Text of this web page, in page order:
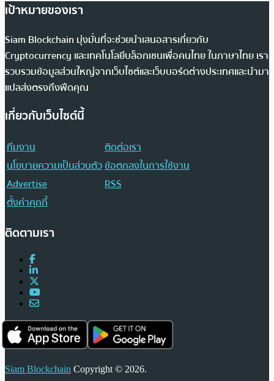
เป้าหมายของเรา
Siam Blockchain มุ่งมั่นที่จะช่วยนำเสนอสารเกี่ยวกับ
Cryptocurrency และเทคโนโลยีบล็อกเชนเพื่อคนไทย ในภาษาไทย เรา
รวบรวมข้อมูลส่วนใหญ่จากเว็บไซต์และเว็บบอร์ดต่างประเทศและนำมา
แปลส่งตรงถึงฟีดคุณ
เกี่ยวกับเว็บไซต์นี้
ทีมงาน
ติดต่อเรา
นโยบายความเป็นส่วนตัวข้อตกลงในการใช้งาน
Advertise
RSS
ตั้งค่าคุกกี้
ติดตามเรา
Siam Blockchain Copyright © 2026.